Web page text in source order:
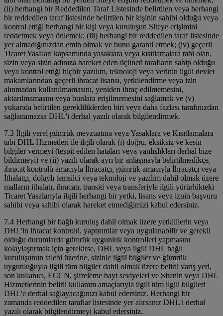
(ii) herhangi bir Reddedilen Taraf Listesinde belirtilen veya herhangi
bir reddedilen taraf listesinde belirtilen bir kişinin sahibi olduğu veya
kontrol ettiği herhangi bir kişi veya kuruluşun Siteye erişimini
reddetmek veya önlemek; (iii) herhangi bir reddedilen taraf listesinde
yer almadığınızdan emin olmak ve bunu garanti etmek; (iv) geçerli
Ticaret Yasaları kapsamında yasaklara veya kısıtlamalara tabi olan,
sizin veya sizin adınıza hareket eden üçüncü tarafların sahip olduğu
veya kontrol ettiği hiçbir yazılım, teknoloji veya verinin ilgili devlet
makamlarından geçerli ihracat lisansı, yetkilendirme veya izin
alınmadan kullanılmamasını, yeniden ihraç edilmemesini,
aktarılmamasını veya bunlara erişilmemesini sağlamak ve (v)
yukarıda belirtilen gerekliliklerden biri veya daha fazlası tarafınızdan
sağlanamazsa DHL'i derhal yazılı olarak bilgilendirmek.
7.3 İlgili yerel gümrük mevzuatına veya Yasaklara ve Kısıtlamalara
tabi DHL Hizmetleri ile ilgili olarak (i) doğru, eksiksiz ve kesin
bilgiler vermeyi (tespit edilen hataları veya yanlışlıkları derhal bize
bildirmeyi) ve (ii) yazılı olarak ayrı bir anlaşmayla belirtilmedikçe,
ihracat kontrolü amacıyla İhracatçı, gümrük amacıyla İhracatçı veya
İthalatçı, dolaylı temsilci veya teknoloji ve yazılım dahil olmak üzere
malların ithalatı, ihracatı, transiti veya transferiyle ilgili yürürlükteki
Ticaret Yasalarıyla ilgili herhangi bir yetki, lisans veya iznin başvuru
sahibi veya sahibi olarak hareket etmediğimizi kabul edersiniz.
7.4 Herhangi bir bağlı kuruluş dahil olmak üzere yetkililerin veya
DHL'in ihracat kontrolü, yaptırımlar veya uygulanabilir ve gerekli
olduğu durumlarda gümrük uygunluk kontrolleri yapmasını
kolaylaştırmak için gerekirse, DHL veya ilgili DHL bağlı
kuruluşunun talebi üzerine, sizinle ilgili bilgiler ve gümrük
uygunluğuyla ilgili tüm bilgiler dahil olmak üzere belirli varış yeri,
son kullanıcı, ECCN, şifreleme bayt seviyeleri ve Sitenin veya DHL
Hizmetlerinin belirli kullanım amaçlarıyla ilgili tüm ilgili bilgileri
DHL'e derhal sağlayacağınızı kabul edersiniz. Herhangi bir
zamanda reddedilen taraflar listesinde yer alırsanız DHL'i derhal
yazılı olarak bilgilendirmeyi kabul edersiniz.